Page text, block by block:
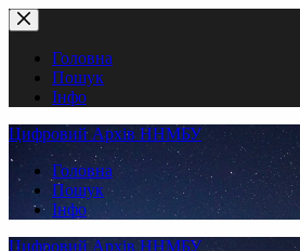
Перейти
до
вмістуГоловна
Пошук
Інфо
Цифровий Архів ННМБУ
Головна
Пошук
Інфо
Цифровий Архів ННМБУ